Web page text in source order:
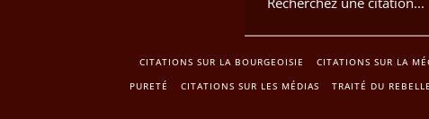
CITATIONS SUR LA BOURGEOISIE CITATIONS SUR LA
PURETÉ
CITATIONS SUR LES MÉDIAS TRAITÉ DU